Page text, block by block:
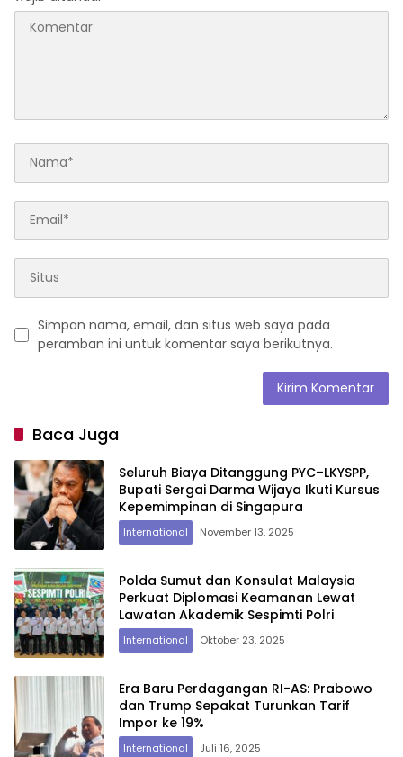
Simpan nama, email, dan situs web saya pada
peramban ini untuk komentar saya berikutnya.
Baca Juga
Seluruh Biaya Ditanggung PYC–LKYSPP,
Bupati Sergai Darma Wijaya Ikuti Kursus
Kepemimpinan di Singapura
International November 13, 2025
Polda Sumut dan Konsulat Malaysia
Perkuat Diplomasi Keamanan Lewat
Lawatan Akademik Sespimti Polri
International Oktober 23, 2025
Era Baru Perdagangan RI-AS: Prabowo
dan Trump Sepakat Turunkan Tarif
Impor ke 19%
International Juli 16, 2025